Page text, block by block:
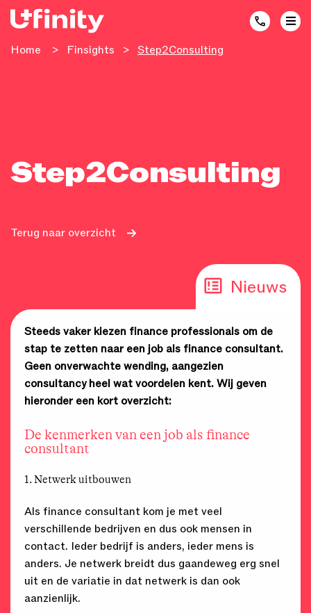
Home > Finsights > Step2Consulting
Step2Consulting
Terug naar overzicht
Nieuws
Steeds vaker kiezen finance professionals om de
stap te zetten naar een job als finance consultant.
Geen onverwachte wending, aangezien
consultancy heel wat voordelen kent. Wij geven
hieronder een kort overzicht:
De kenmerken van een job als finance
consultant
1. Netwerk uitbouwen
Als finance consultant kom je met veel
verschillende bedrijven en dus ook mensen in
contact. Ieder bedrijf is anders, ieder mens is
anders. Je netwerk breidt dus gaandeweg erg snel
uit en de variatie in dat netwerk is dan ook
aanzienlijk.